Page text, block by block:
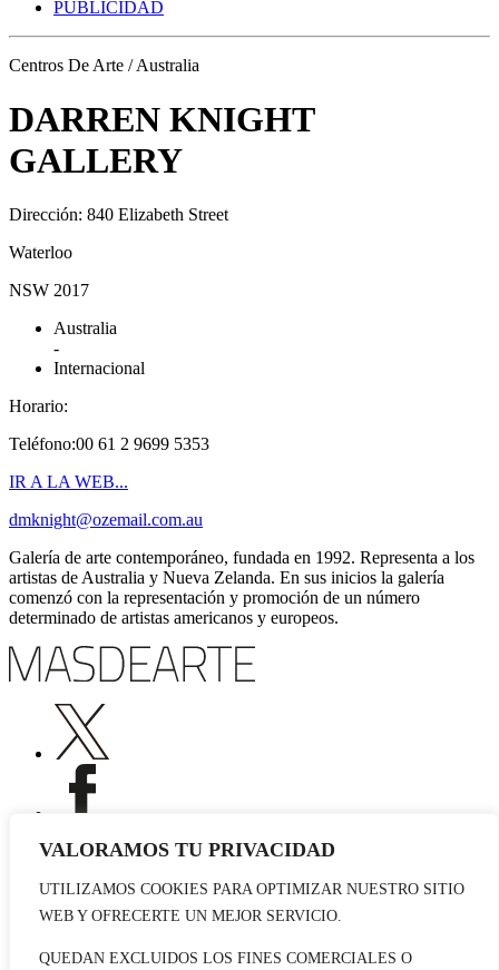
VALORAMOS TU PRIVACIDAD
UTILIZAMOS COOKIES PARA OPTIMIZAR NUESTRO SITIO
WEB Y OFRECERTE UN MEJOR SERVICIO.
QUEDAN EXCLUIDOS LOS FINES COMERCIALES O
PUBLICIDAD
Centros De Arte / Australia
DARREN KNIGHT
GALLERY
Dirección: 840 Elizabeth Street
Waterloo
NSW 2017
Australia
-
Internacional
Horario:
Teléfono:00 61 2 9699 5353
IR A LA WEB...
dmknight@ozemail.com.au
Galería de arte contemporáneo, fundada en 1992. Representa a los
artistas de Australia y Nueva Zelanda. En sus inicios la galería
comenzó con la representación y promoción de un número
determinado de artistas americanos y europeos.
Publicidad
Contacto